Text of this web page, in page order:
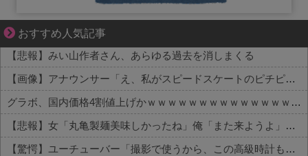
おすすめ人気記事
成長の先で気づいた想い、不器用な大人の恋
【悲報】みい山作者さん、あらゆる過去を消しまくる
【画像】アナウンサー「え、私がスピードスケートのピチピチユニフォーム着るんですか…？ﾑﾁｨ！！」←これはお前らに刺さるやろw w w w w w w w
グラボ、国内価格4割値上げかｗｗｗｗｗｗｗｗｗｗｗｗｗｗｗｗ
【悲報】女「丸亀製麺美味しかったね」俺「また来ようよ」店員「お会計2380円になりまーす」→その後『こう』なったんだが俺悪くないよな？？？？？？？？
【驚愕】ユーチューバー「撮影で使うから、この高級時計も車もぜ～んぶ経費でタダ！ｗ」←まさかコレ本気にしてる奴なんておらんよな？よな？w w w w w w w w w w w